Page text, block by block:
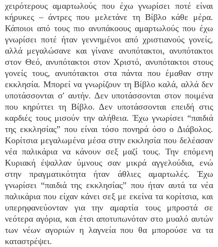
χειρότερους αμαρτωλούς που έχω γνωρίσει ποτέ είναι
κήρυκες – άντρες που μελετάνε τη Βίβλο κάθε μέρα.
Κάποιοι από τους πιο ανυπάκοους αμαρτωλούς που έχω
γνωρίσει ποτέ ήταν γεννημένοι από χριστιανούς γονείς,
αλλά μεγαλώσανε και γίνανε ανυπότακτοι, ανυπότακτοι
στον Θεό, ανυπότακτοι στον Χριστό, ανυπότακτοι στους
γονείς τους, ανυπότακτοι στα πάντα που έμαθαν στην
εκκλησία. Μπορεί να γνωρίζουν τη Βίβλο καλά, αλλά δεν
υποτάσσονται σ' αυτήν. Δεν υποτάσσονται στον ποιμένα
που κηρύττει τη Βίβλο. Δεν υποτάσσονται επειδή στις
καρδιές τους μισούν την αλήθεια. Έχω γνωρίσει “παιδιά
της εκκλησίας” που είναι τόσο πονηρά όσο ο Διάβολος.
Κορίτσια μεγαλωμένα μέσα στην εκκλησία που δελέασαν
νέα παλικάρια να κάνουν σεξ μαζί τους. Την επόμενη
Κυριακή έψαλλαν ύμνους σαν μικρά αγγελούδια, ενώ
στην πραγματικότητα ήταν άθλιες αμαρτωλές. Έχω
γνωρίσει “παιδιά της εκκλησίας” που ήταν αυτά τα νέα
παλικάρια που είχαν κάνει σεξ με εκείνα τα κορίτσια, και
υπερηφανεύονταν για την αμαρτία τους μπροστά σε
νεότερα αγόρια, και έτσι αποτυπωνόταν στο μυαλό αυτών
των νέων αγοριών η λαγνεία που θα μπορούσε να τα
καταστρέψει.